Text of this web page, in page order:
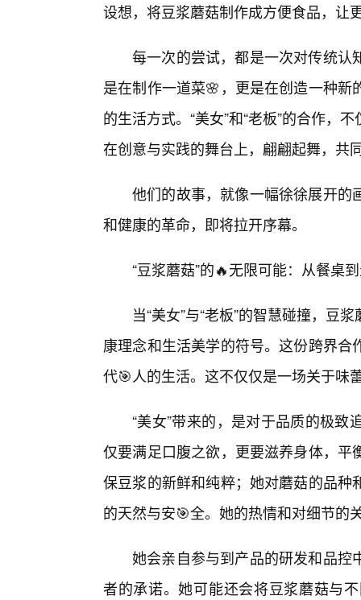
设想，将豆浆蘑菇制作成方便食品，让
每一次的尝试，都是一次对传统认
是在制作一道菜🌸，更是在创造一种
的生活方式。“美女”和“老板”的合作，
在创意与实践的舞台上，翩翩起舞，共
他们的故事，就像一幅徐徐展开的
和健康的革命，即将拉开序幕。
“豆浆蘑菇”的🔥无限可能：从餐桌
当“美女”与“老板”的智慧碰撞，豆
康理念和生活美学的符号。这份跨界
代🎯人的生活。这不仅仅是一场关于味
“美女”带来的，是对于品质的极
仅要满足口腹之欲，更要滋养身体，
保豆浆的新鲜和纯粹；她对蘑菇的品
的天然与安🎯全。她的热情和对细节的
她会亲自参与到产品的研发和品控
者的承诺。她可能还会将豆浆蘑菇与